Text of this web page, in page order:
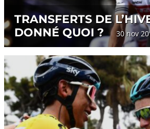
TRANSFERTS DE
DONNÉ QUOI ?
30 nov